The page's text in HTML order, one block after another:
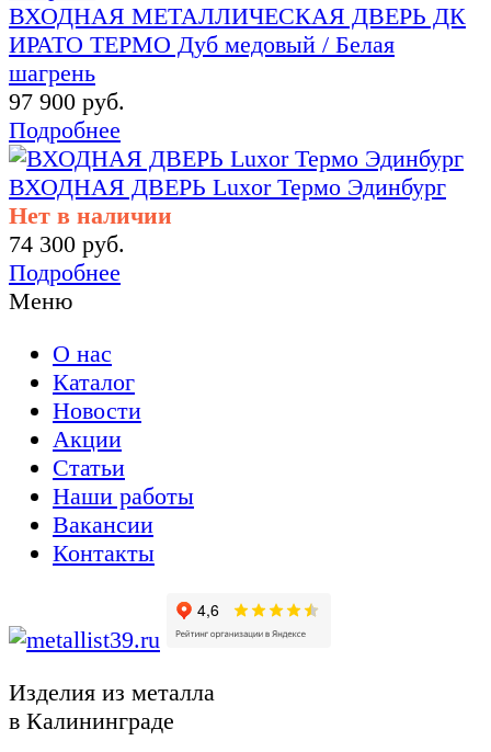
ВХОДНАЯ МЕТАЛЛИЧЕСКАЯ ДВЕРЬ ДК
ИРАТО ТЕРМО Дуб медовый / Белая
шагрень
97 900 руб.
Подробнее
ВХОДНАЯ ДВЕРЬ Luxor Термо Эдинбург
Нет в наличии
74 300 руб.
Подробнее
Меню
О нас
Каталог
Новости
Акции
Статьи
Наши работы
Вакансии
Контакты
Изделия из металла
в Калининграде